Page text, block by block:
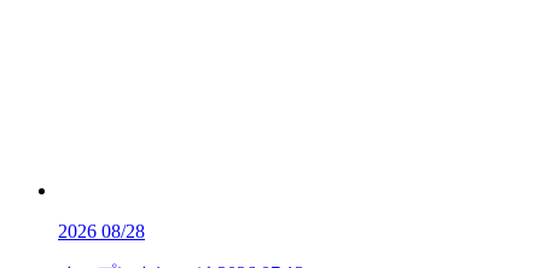
2026 08/28